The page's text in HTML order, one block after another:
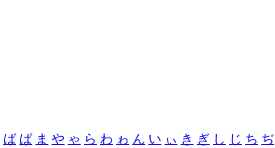
ば ぱ ま や ゃ ら わ ゎ ん い ぃ き ぎ し じ ち ぢ